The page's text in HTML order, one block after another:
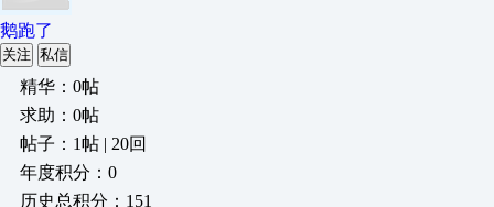
鹅跑了
关注 私信
精华：0帖
求助：0帖
帖子：1帖 | 20回
年度积分：0
历史总积分：151